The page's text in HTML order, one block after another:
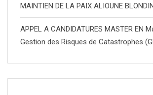
MAINTIEN DE LA PAIX ALIOUNE
APPEL A CANDIDATURES MASTER EN
Gestion des Risques de Catastrophes